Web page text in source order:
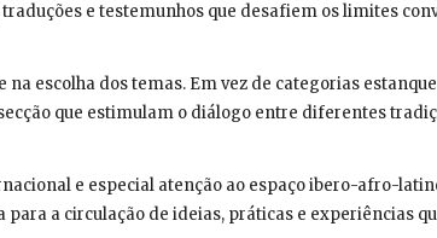
e testemunhos que desafiem os limites
escolha dos temas. Em vez de categorias
que estimulam o diálogo entre diferentes
e especial atenção ao espaço ibero-afro-
a circulação de ideias, práticas e experiências